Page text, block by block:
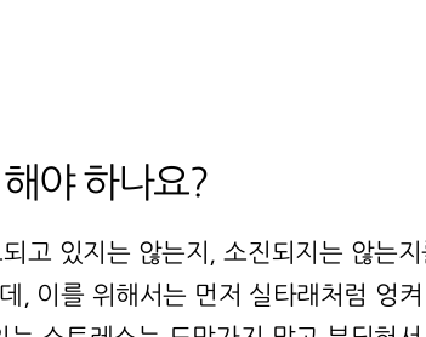
야 하나요?
고 있지는 않는지, 소진되지는 않는
, 이를 위해서는 먼저 실타래처럼 엉